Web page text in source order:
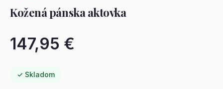
Kožená pánska aktovka
147,95 €
✓ Skladom